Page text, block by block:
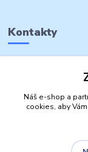
Kontakty
Náš e-shop a
cookies, aby